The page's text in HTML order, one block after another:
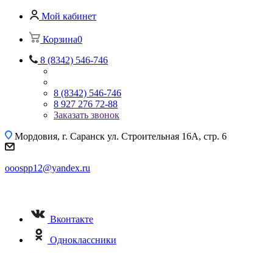
Мой кабинет
Корзина0
8 (8342) 546-746
8 (8342) 546-746
8 927 276 72-88
Заказать звонок
Мордовия, г. Саранск ул. Строительная 16A, стр. 6
ooospp12@yandex.ru
Вконтакте
Одноклассники